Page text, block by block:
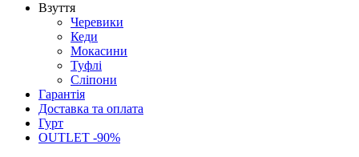
Взуття
Черевики
Кеди
Мокасини
Туфлі
Сліпони
Гарантія
Доставка та оплата
Гурт
OUTLET -90%